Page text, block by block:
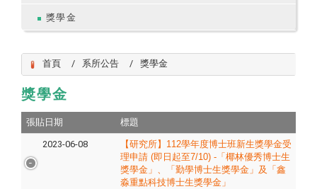
獎學金
首頁 系所公告 獎學金
獎學金
張貼日期 標題
2023-06-08 【研究所】112學年度博士班新生獎學金受
理申請(即日起至7/10) -「椰林優秀博士生
獎學金」、「勤學博士生獎學金」及「鑫
淼重點科技博士生獎學金」